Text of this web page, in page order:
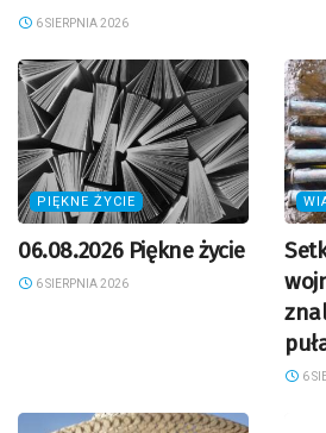
6 SIERPNIA 2026
PIĘKNE ŻYCIE
06.08.2026 Piękne życie
6 SIERPNIA 2026
6